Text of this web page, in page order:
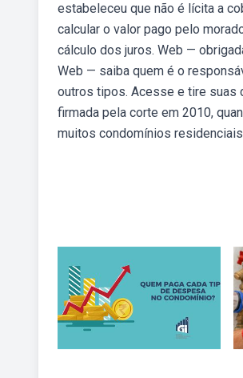
estabeleceu que não é lícita a
calcular o valor pago pelo
cálculo dos juros. Web —
Web — saiba quem é o
outros tipos. Acesse e tire suas
firmada pela corte em 2010,
muitos condomínios